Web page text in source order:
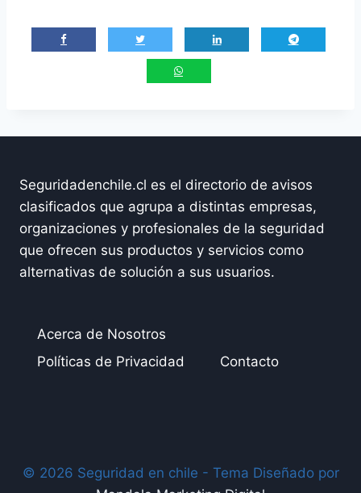
Seguridadenchile.cl es el directorio de avisos
clasificados que agrupa a distintas empresas,
organizaciones y profesionales de la seguridad
que ofrecen sus productos y servicios como
alternativas de solución a sus usuarios.
Acerca de Nosotros
Políticas de Privacidad
Contacto
© 2026 Seguridad en chile - Tema Diseñado por